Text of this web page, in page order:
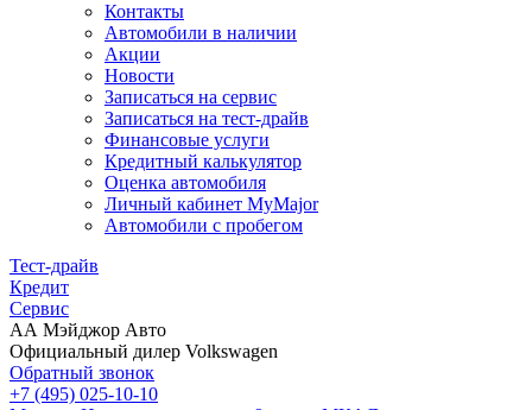
Контакты
Автомобили в наличии
Акции
Новости
Записаться на сервис
Записаться на тест-драйв
Финансовые услуги
Кредитный калькулятор
Оценка автомобиля
Личный кабинет MyMajor
Автомобили с пробегом
Тест-драйв
Кредит
Сервис
АА Мэйджор Авто
Официальный дилер Volkswagen
Обратный звонок
+7 (495) 025-10-10